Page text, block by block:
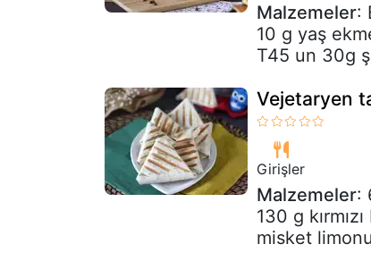
Malzemeler:
10 g yaş
T45 un 30g
Vejetaryen
Girişler
Malzemeler:
130 g
misket